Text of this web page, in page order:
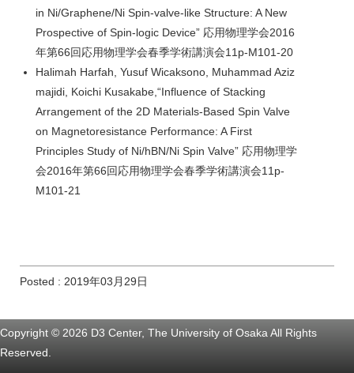
in Ni/Graphene/Ni Spin-valve-like Structure: A New
Prospective of Spin-logic Device” 応用物理学会2016
年第66回応用物理学会春季学術講演会11p-M101-20
Halimah Harfah, Yusuf Wicaksono, Muhammad Aziz
majidi, Koichi Kusakabe,“Influence of Stacking
Arrangement of the 2D Materials-Based Spin Valve
on Magnetoresistance Performance: A First
Principles Study of Ni/hBN/Ni Spin Valve” 応用物理学
会2016年第66回応用物理学会春季学術講演会11p-
M101-21
Posted : 2019年03月29日
Copyright © 2026 D3 Center, The University of Osaka All Rights
Reserved.